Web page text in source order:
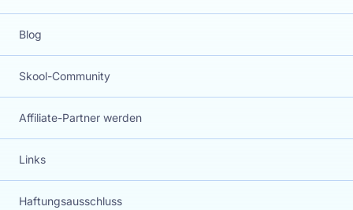
Blog
Skool-Community
Affiliate-Partner werden
Links
Haftungsausschluss